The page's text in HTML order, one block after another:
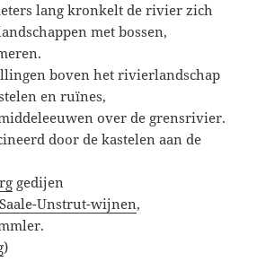
lang kronkelt de rivier zich
met bossen,
boven het rivierlandschap
en ruïnes,
over de grensrivier.
door de kastelen aan de
gedijen
Saale-Unstrut-wijnen,
)